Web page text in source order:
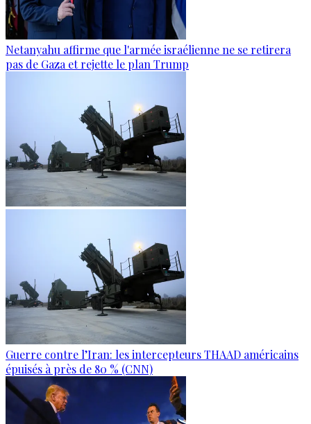
Netanyahu affirme que l'armée israélienne ne se retirera
pas de Gaza et rejette le plan Trump
Guerre contre l’Iran: les intercepteurs THAAD américains
épuisés à près de 80 % (CNN)